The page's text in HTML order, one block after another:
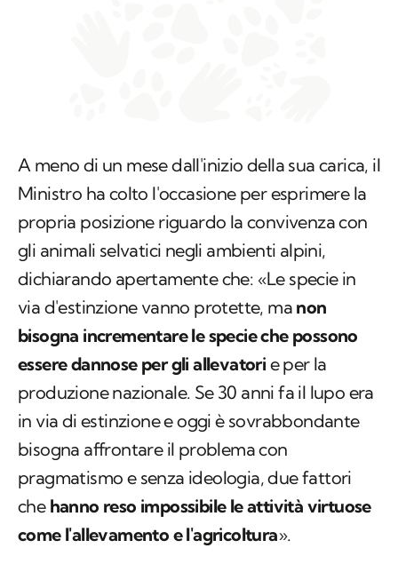
A meno di un mese dall'inizio della sua carica, il
Ministro ha colto l'occasione per esprimere la
propria posizione riguardo la convivenza con
gli animali selvatici negli ambienti alpini,
dichiarando apertamente che: «Le specie in
via d'estinzione vanno protette, ma non
bisogna incrementare le specie che possono
essere dannose per gli allevatori e per la
produzione nazionale. Se 30 anni fa il lupo era
in via di estinzione e oggi è sovrabbondante
bisogna affrontare il problema con
pragmatismo e senza ideologia, due fattori
che hanno reso impossibile le attività virtuose
come l'allevamento e l'agricoltura».